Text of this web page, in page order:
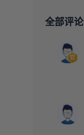
全部评论